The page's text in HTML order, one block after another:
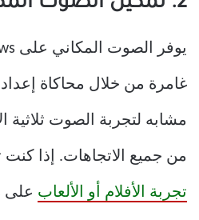
غامرة من خلال محاكاة
مشابه لتجربة الصوت ثلاثية
من جميع الاتجاهات. إذا
تجربة الأفلام أو الألعاب